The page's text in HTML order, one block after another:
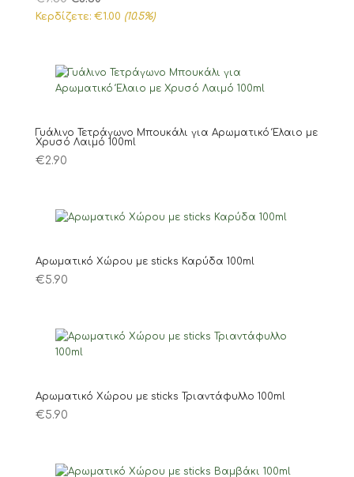
price τρέχουσα
€8.50.
Κερδίζετε: €1.00 (10.5%)
Γυάλινο Τετράγωνο Μπουκάλι για Αρωματικό Έλαιο με
Χρυσό Λαιμό 100ml
€2.90
Αρωματικό Χώρου με sticks Καρύδα 100ml
€5.90
Αρωματικό Χώρου με sticks Τριαντάφυλλο 100ml
€5.90